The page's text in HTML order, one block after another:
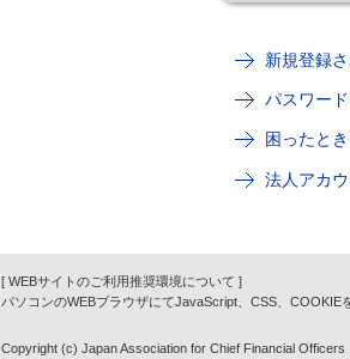
新規登録
パスワー
困ったと
法人アカ
[ WEBサイトのご利用推奨環境について ]
パソコンのWEBブラウザにてJavaScript、CSS、COOKIE
Copyright (c) Japan Association for Chief Financial Officers